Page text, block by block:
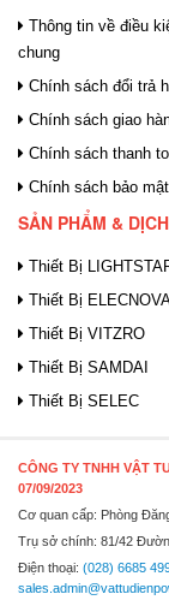
Thông tin về điều
chung
Chính sách đổi trả
Chính sách giao
Chính sách thanh
Chính sách bảo mật
SẢN PHẨM &
Thiết Bị
Thiết Bị
Thiết Bị VITZRO
Thiết Bị SAMDAI
Thiết Bị SELEC
CÔNG TY TNHH VẬT
07/09/2023
Cơ quan cấp: Phòng
Trụ sở chính: 81/42
Điện thoại: (028) 6685